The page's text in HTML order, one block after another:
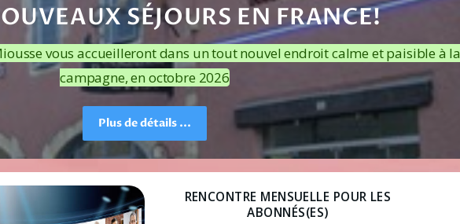
SÉJOURS EN FRANCE!
vous accueilleront dans un tout nouvel endroit calme et paisible à la
campagne, en octobre 2026
Plus de détails ...
RENCONTRE MENSUELLE POUR LES
ABONNÉS(ES)